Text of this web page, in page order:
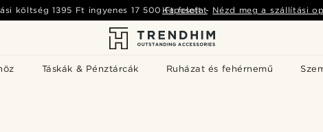
Táskák & Pénztárcák Ruházat és fehérnemű
költség1395 Ft ingyenes 17 500 Ft felett- Nézd meg a szállítási
Kapcsolat